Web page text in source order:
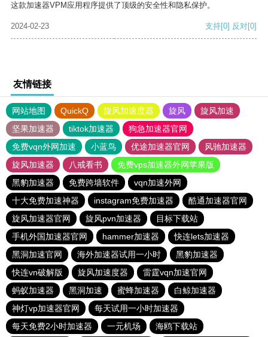
这款加速器VPM应用程序提供了顶级的安全性和隐私保护。
2024-02-23 支持[0] 反对[0]
友情链接
网站地图 QuickQ 旋风加速度器 旋风
旋风加速
坚果加速器
tiktok加速器
狗急加速器官网
免费vqn外网加速
小蓝鸟 优途加速器官网
风驰加速器
旋风加速器
八戒看书
免费vps加速器外网苹果版
黑豹加速器
免费跨墙软件
vqn加速外网
十大免费加速神器
instagram免费加速器
酷通加速器官网
旋风加速器官网
旋风pvn加速器
目标下载站
手机外国加速器官网
hammer加速器
快连lets加速器
黑洞加速官网
海外加速器试用一小时
黑豹加速器
快连vn破解版
旋风加速度器
雷霆vqn加速官网
蚂蚁加速器
黑洞加速 蜜蜂加速器
白鲸加速器
神灯vp加速器官网
每天试用一小时加速器
每天免费2小时加速器
一元机场 海鸥下载站